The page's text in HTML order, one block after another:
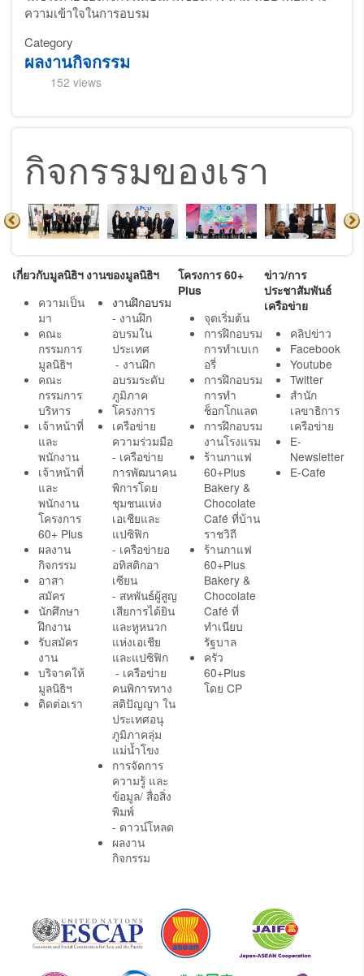
ความเข้าใจในการอบรม
Category
ผลงานกิจกรรม
152 views
กิจกรรมของเรา
เกี่ยวกับมูลนิธิฯ
ความเป็น
มา
คณะ
กรรมการ
มูลนิธิฯ
คณะ
กรรมการ
บริหาร
เจ้าหน้าที่
และ
พนักงาน
เจ้าหน้าที่
และ
พนักงาน
โครงการ
60+ Plus
ผลงาน
กิจกรรม
อาสา
สมัคร
นักศึกษา
ฝึกงาน
รับสมัคร
งาน
บริจาคให้
มูลนิธิฯ
ติดต่อเรา
งานของมูลนิธิฯ
งานฝึกอบรม
- งานฝึก
อบรมใน
ประเทศ
- งานฝึก
อบรมระดับ
ภูมิภาค
โครงการ
เครือข่าย
ความร่วมมือ
- เครือข่าย
การพัฒนาคน
พิการโดย
ชุมชนแห่ง
เอเชียและ
แปซิฟิก
- เครือข่ายอ
อทิสติกอา
เซียน
- สหพันธ์ผู้สูญ
เสียการได้ยิน
และหูหนวก
แห่งเอเชีย
และแปซิฟิก
- เครือข่าย
คนพิการทาง
สติปัญญา ใน
ประเทศอนุ
ภูมิภาคลุ่ม
แม่น้ำโขง
การจัดการ
ความรู้ และ
ข้อมูล/ สื่อสิ่ง
พิมพ์
- ดาวน์โหลด
ผลงาน
กิจกรรม
โครงการ 60+
Plus
จุดเริ่มต้น
การฝึกอบรม
การทำเบเก
อรี่
การฝึกอบรม
การทำ
ช็อกโกแลต
การฝึกอบรม
งานโรงแรม
ร้านกาแฟ
60+Plus
Bakery &
Chocolate
Café ที่บ้าน
ราชวิถี
ร้านกาแฟ
60+Plus
Bakery &
Chocolate
Café ที่
ทำเนียบ
รัฐบาล
ครัว
60+Plus
โดย CP
ข่าว/การ
ประชาสัมพันธ์
เครือข่าย
คลิปข่าว
Facebook
Youtube
Twitter
สำนัก
เลขาธิการ
เครือข่าย
E-
Newsletter
E-Cafe